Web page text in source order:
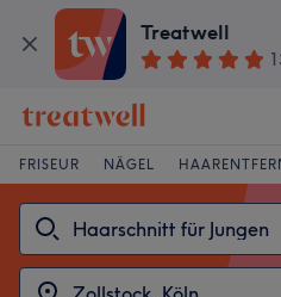
Treatwell
FRISEUR NÄGEL